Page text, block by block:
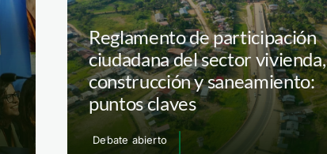
Reglamento de participación
ciudadana del sector vivienda,
construcción y saneamiento:
puntos claves
Debate abierto